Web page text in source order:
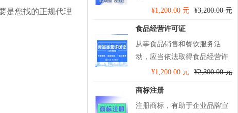
是您找的正规代理
查看办理进度，进行服务监
理记账送税务UKey托管和开票
软件技术服务
¥1,200.00 元 ¥3,200.00 元
食品经营许可证
从事食品销售和餐饮服务活
动，应当依法取得食品经营许
可。启冠易立财税专业代办食
¥1,200.00 元 ¥2,300.00 元
商标注册
注册商标，有助于企业品牌宣